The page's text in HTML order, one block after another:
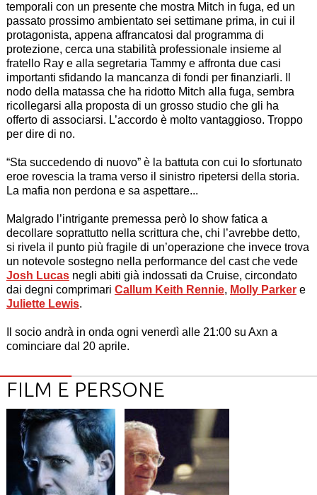
temporali con un presente che mostra Mitch in fuga, ed un
passato prossimo ambientato sei settimane prima, in cui il
protagonista, appena affrancatosi dal programma di
protezione, cerca una stabilità professionale insieme al
fratello Raye alla segretaria Tammye affronta due casi
importanti sfidando la mancanza di fondi per finanziarli. Il
nodo della matassa che ha ridotto Mitch alla fuga, sembra
ricollegarsi alla proposta di un grosso studio che gli ha
offerto di associarsi. L’accordo è molto vantaggioso. Troppo
per dire di no.
“Sta succedendo di nuovo” è la battuta con cui lo sfortunato
eroe rovescia la trama verso il sinistro ripetersi della storia.
La mafia non perdona e sa aspettare...
Malgrado l’intrigante premessa però lo show fatica a
decollare soprattutto nella scrittura che, chi l’avrebbe detto,
si rivela il punto più fragile di un’operazione che invece trova
un notevole sostegno nella performance del cast che vede
Josh Lucasnegli abiti già indossati da Cruise, circondato
dai degni comprimari Callum Keith Rennie, Molly Parker e
Juliette Lewis.
Il socio andrà in onda ogni venerdì alle 21:00 su Axn a
cominciare dal 20 aprile.
FILM E PERSONE